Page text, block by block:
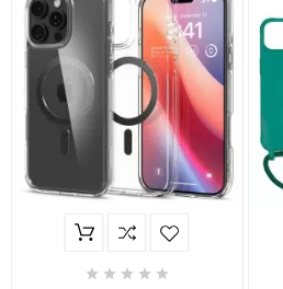
    